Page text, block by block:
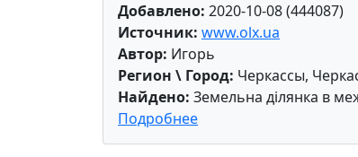
Добавлено: 2020-10-08 (444087)
Источник: www.olx.ua
Автор: Игорь
Регион \ Город: Черкассы,
Найдено: Земельна ділянка в
Подробнее